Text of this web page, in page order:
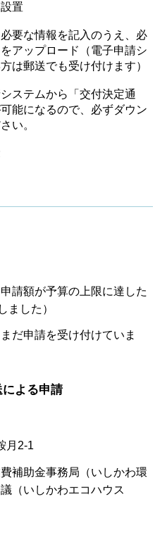
置
要な情報を記入のうえ、必
アップロード（電子申請シ
は郵送でも受け付けます）
ステムから「交付決定通
能になるので、必ずダウン
い。
申請額が予算の上限に達した
ました）
まだ申請を受け付けていま
よる申請
月2-1
補助金事務局（いしかわ環
（いしかわエコハウス